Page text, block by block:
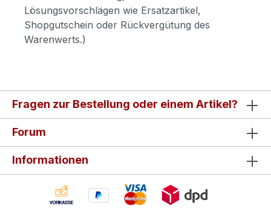
Lösungsvorschlägen wie Ersatzartikel,
Shopgutschein oder Rückvergütung des
Warenwerts.)
Fragen zur Bestellung oder einem Artikel?
Forum
Informationen